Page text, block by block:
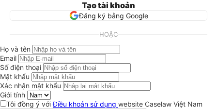
Tạo tài khoản
Đăng ký bằng Google
HOẶC
Họ và tên
Email
Số điện thoại
Mật khẩu
Xác nhận mật khẩu
Giới tính
Tôi đồng ý vớiĐiều khoản sử dụng website Caselaw Việt Nam